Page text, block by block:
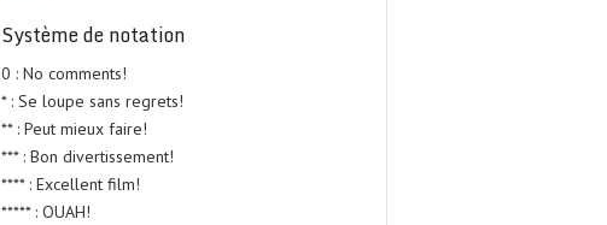
Système de notation
0 : No comments!
* : Se loupe sans regrets!
** : Peut mieux faire!
*** : Bon divertissement!
**** : Excellent film!
***** : OUAH!